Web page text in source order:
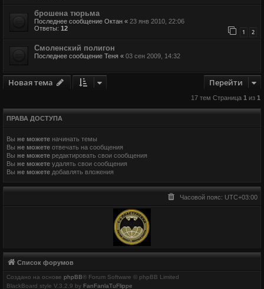
брошена тюрьма
Последнее сообщение Октан « 23 янв 2010, 22:06
Ответы: 12 1 2
Смоленский полигон
Последнее сообщение Теня « 03 сен 2009, 14:32
Новая тема Перейти
17 тем Страница 1 из 1
ПРАВА ДОСТУПА
Вы не можете начинать темы
Вы не можете отвечать на сообщения
Вы не можете редактировать свои сообщения
Вы не можете удалять свои сообщения
Вы не можете добавлять вложения
Часовой пояс: UTC+03:00
Список форумов
Создано на основе phpBB® Forum Software © phpBB Limited
BlackBoard style V.3.2.9 by FanFanlaTuFlippe